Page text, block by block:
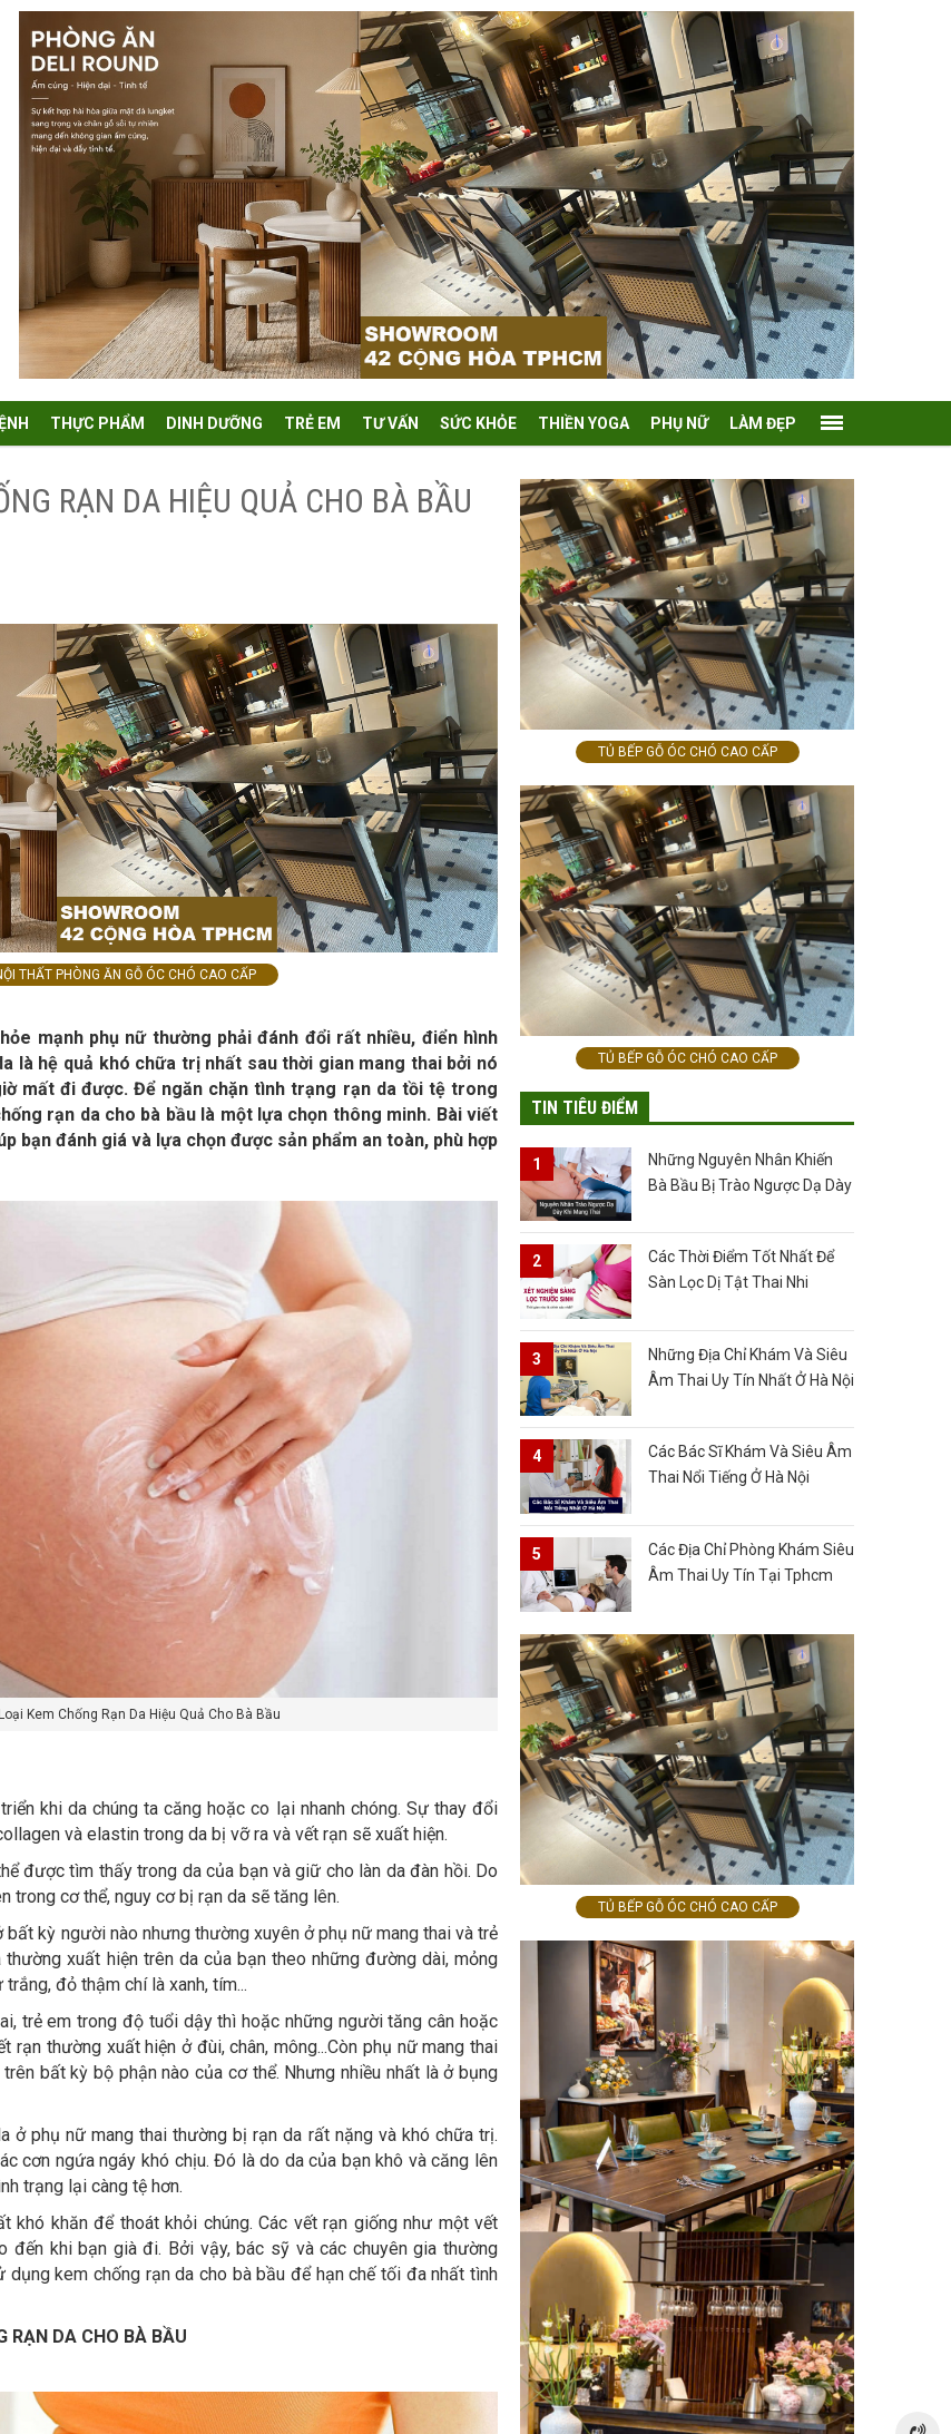
THỰC PHẨM DINH DƯỠNG TRẺ EM TƯ VẤN SỨC KHỎE THIỀN YOGA PHỤ NỮ LÀM ĐẸP
RẠN DA HIỆU QUẢ CHO BÀ BẦU
THẤT PHÒNG ĂN GỖ ÓC CHÓ CAO CẤP
mạnh phụ nữ thường phải đánh đổi rất nhiều, điển hình
là hệ quả khó chữa trị nhất sau thời gian mang thai bởi nó
mất đi được. Để ngăn chặn tình trạng rạn da tồi tệ trong
rạn da cho bà bầu là một lựa chọn thông minh. Bài viết
bạn đánh giá và lựa chọn được sản phẩm an toàn, phù hợp
Kem Chống Rạn Da Hiệu Quả Cho Bà Bầu
khi da chúng ta căng hoặc co lại nhanh chóng. Sự thay đổi
và elastin trong da bị vỡ ra và vết rạn sẽ xuất hiện.
được tìm thấy trong da của bạn và giữ cho làn da đàn hồi. Do
trong cơ thể, nguy cơ bị rạn da sẽ tăng lên.
bất kỳ người nào nhưng thường xuyên ở phụ nữ mang thai và trẻ
xuất hiện trên da của bạn theo những đường dài, mỏng
đỏ thậm chí là xanh, tím...
trẻ em trong độ tuổi dậy thì hoặc những người tăng cân hoặc
rạn thường xuất hiện ở đùi, chân, mông...Còn phụ nữ mang thai
bất kỳ bộ phận nào của cơ thể. Nhưng nhiều nhất là ở bụng
ở phụ nữ mang thai thường bị rạn da rất nặng và khó chữa trị.
cơn ngứa ngáy khó chịu. Đó là do da của bạn khô và căng lên
trạng lại càng tệ hơn.
khó khăn để thoát khỏi chúng. Các vết rạn giống như một vết
đến khi bạn già đi. Bởi vậy, bác sỹ và các chuyên gia thường
dụng kem chống rạn da cho bà bầu để hạn chế tối đa nhất tình
RẠN DA CHO BÀ BẦU
TỦ BẾP GỖ ÓC CHÓ CAO CẤP
TỦ BẾP GỖ ÓC CHÓ CAO CẤP
TIN TIÊU ĐIỂM
Những Nguyên Nhân Khiến
Bà Bầu Bị Trào Ngược Dạ Dày
Các Thời Điểm Tốt Nhất Để
Sàn Lọc Dị Tật Thai Nhi
Những Địa Chỉ Khám Và Siêu
Âm Thai Uy Tín Nhất Ở Hà Nội
Các Bác Sĩ Khám Và Siêu Âm
Thai Nổi Tiếng Ở Hà Nội
Các Địa Chỉ Phòng Khám Siêu
Âm Thai Uy Tín Tại Tphcm
TỦ BẾP GỖ ÓC CHÓ CAO CẤP